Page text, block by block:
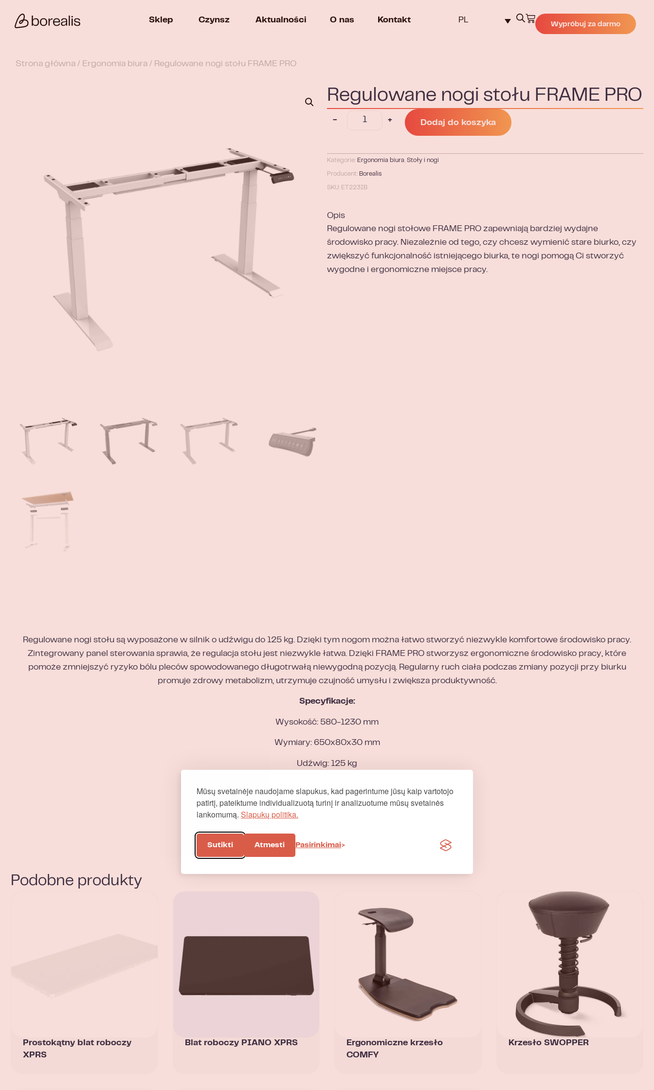
Mūsų svetainėje naudojame slapukus, kad pagerintume jūsų kaip vartotojo
patirtį, pateiktume individualizuotą turinį ir analizuotume mūsų svetainės
lankomumą. Slapukų politika.
Sutikti Atmesti Pasirinkimai
Sklep Czynsz Aktualności O nas Kontakt PL
Wypróbuj za darmo
Strona główna / Ergonomia biura / Regulowane nogi stołu FRAME PRO
Regulowane nogi stołu FRAME PRO
- + Dodaj do koszyka
Kategorie: Ergonomia biura, Stoły i nogi
Producent: Borealis
SKU: ET223IB
Opis
Regulowane nogi stołowe FRAME PRO zapewniają bardziej wydajne
środowisko pracy. Niezależnie od tego, czy chcesz wymienić stare biurko, czy
zwiększyć funkcjonalność istniejącego biurka, te nogi pomogą Ci stworzyć
wygodne i ergonomiczne miejsce pracy.
Regulowane nogi stołu są wyposażone w silnik o udźwigu do 125 kg. Dzięki tym nogom można łatwo stworzyć niezwykle komfortowe środowisko pracy.
Zintegrowany panel sterowania sprawia, że regulacja stołu jest niezwykle łatwa. Dzięki FRAME PRO stworzysz ergonomiczne środowisko pracy, które
pomoże zmniejszyć ryzyko bólu pleców spowodowanego długotrwałą niewygodną pozycją. Regularny ruch ciała podczas zmiany pozycji przy biurku
promuje zdrowy metabolizm, utrzymuje czujność umysłu i zwiększa produktywność.
Specyfikacje:
Wysokość: 580-1230 mm
Wymiary: 650x80x30 mm
Udźwig: 125 kg
Kompatybilny z blatem roboczym 600-800 mm x 1200-2000 mm
Podobne produkty
Prostokątny blat roboczy
XPRS
Blat roboczy PIANO XPRS
Ergonomiczne krzesło
COMFY
Krzesło SWOPPER